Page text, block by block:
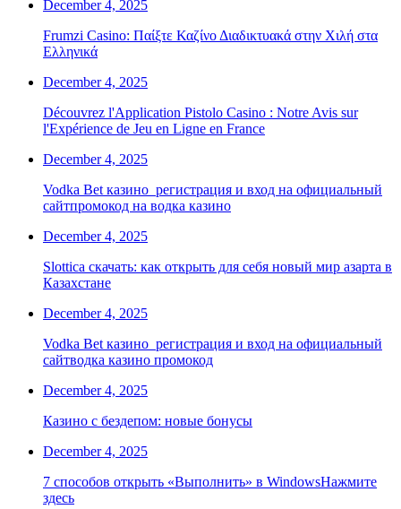
December 4, 2025
Frumzi Casino: Παίξτε Καζίνο Διαδικτυακά στην Χιλή στα
Ελληνικά
December 4, 2025
Découvrez l'Application Pistolo Casino : Notre Avis sur
l'Expérience de Jeu en Ligne en France
December 4, 2025
Vodka Bet казино ️ регистрация и вход на официальный
сайтпромокод на водка казино
December 4, 2025
Slottica скачать: как открыть для себя новый мир азарта в
Казахстане
December 4, 2025
Vodka Bet казино ️ регистрация и вход на официальный
сайтводка казино промокод
December 4, 2025
Казино с бездепом: новые бонусы
December 4, 2025
7 способов открыть «Выполнить» в WindowsНажмите
здесь